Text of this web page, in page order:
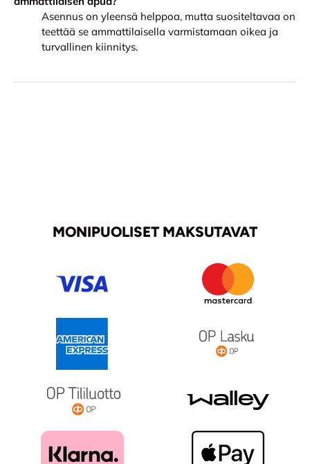
Asennus on yleensä helppoa, mutta suositeltavaa on
teettää se ammattilaisella varmistamaan oikea ja
turvallinen kiinnitys.
MONIPUOLISET MAKSUTAVAT